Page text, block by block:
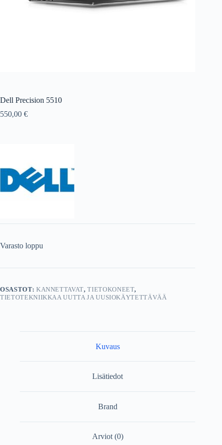
Dell Precision 5510
550,00 €
Varasto loppu
OSASTOT: KANNETTAVAT,TIETOKONEET,
TIETOTEKNIIKKAA UUTTA JA UUSIOKÄYTETTÄVÄÄ
Kuvaus
Lisätiedot
Brand
Arviot (0)